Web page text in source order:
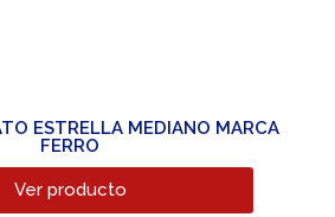
ESTRELLA MEDIANO MARCA
FERRO
Ver producto